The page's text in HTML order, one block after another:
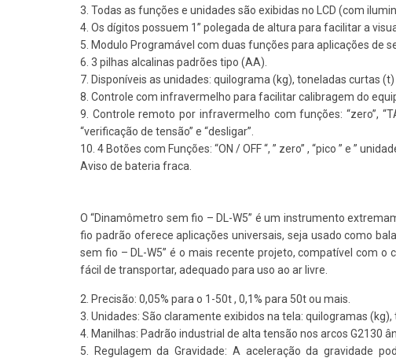
3. Todas as funções e unidades são exibidas no LCD (com
4. Os dígitos possuem 1” polegada de altura para facilitar a
5. Modulo Programável com duas funções para aplicações de
6. 3 pilhas alcalinas padrões tipo (AA).
7. Disponíveis as unidades: quilograma (kg), toneladas curtas
8. Controle com infravermelho para facilitar calibragem do
9. Controle remoto por infravermelho com funções: “zero”,
“verificação de tensão” e “desligar”.
10. 4 Botões com Funções: “ON / OFF “, ” zero” , “pico ” e ”
Aviso de bateria fraca.
O “Dinamômetro sem fio – DL-W5” é um instrumento
fio padrão oferece aplicações universais, seja usado como
sem fio – DL-W5” é o mais recente projeto, compatível com
fácil de transportar, adequado para uso ao ar livre.
2. Precisão: 0,05% para o 1-50t , 0,1% para 50t ou mais.
3. Unidades: São claramente exibidos na tela: quilogramas
4. Manilhas: Padrão industrial de alta tensão nos arcos G2130
5. Regulagem da Gravidade: A aceleração da gravidade